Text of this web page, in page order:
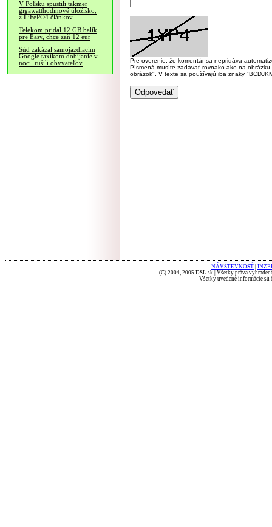
V Poľsku spustili takmer
gigawatthodinové úložisko,
z LiFePO4 článkov
Telekom pridal 12 GB balík
pre Easy, chce zaň 12 eur
Súd zakázal samojazdiacim
Google taxíkom dobíjanie v
noci, rušili obyvateľov
Pre overenie, že komentár sa nepridáva
Písmená musíte zadávať rovnako ako na
obrázok". V texte sa používajú iba znaky
NÁVŠTEVNOSŤ
(C) 2004, 2005 DSL.sk | Všetky práva
Všetky uvedené informácie sú